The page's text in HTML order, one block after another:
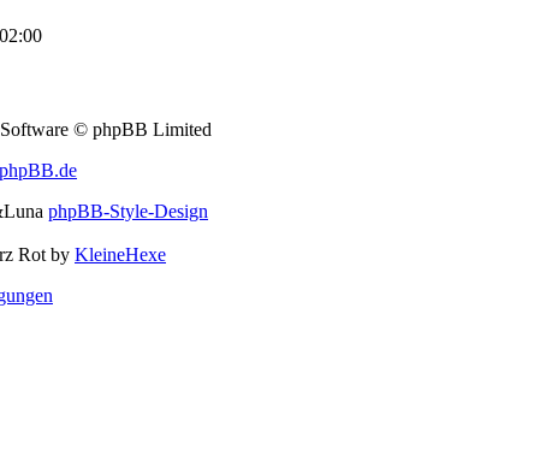
© phpBB Limited
phpBB.de
phpBB-Style-Design
Rot by KleineHexe